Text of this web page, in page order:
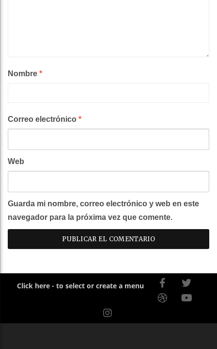
Nombre *
Correo electrónico *
Web
Guarda mi nombre, correo electrónico y web en este
navegador para la próxima vez que comente.
Click here - to select or create a menu